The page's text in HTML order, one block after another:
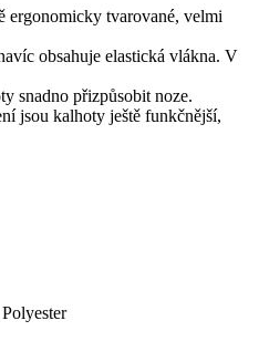
ergonomicky tvarované, velmi
obsahuje elastická vlákna. V
snadno přizpůsobit noze.
jsou kalhoty ještě funkčnější,